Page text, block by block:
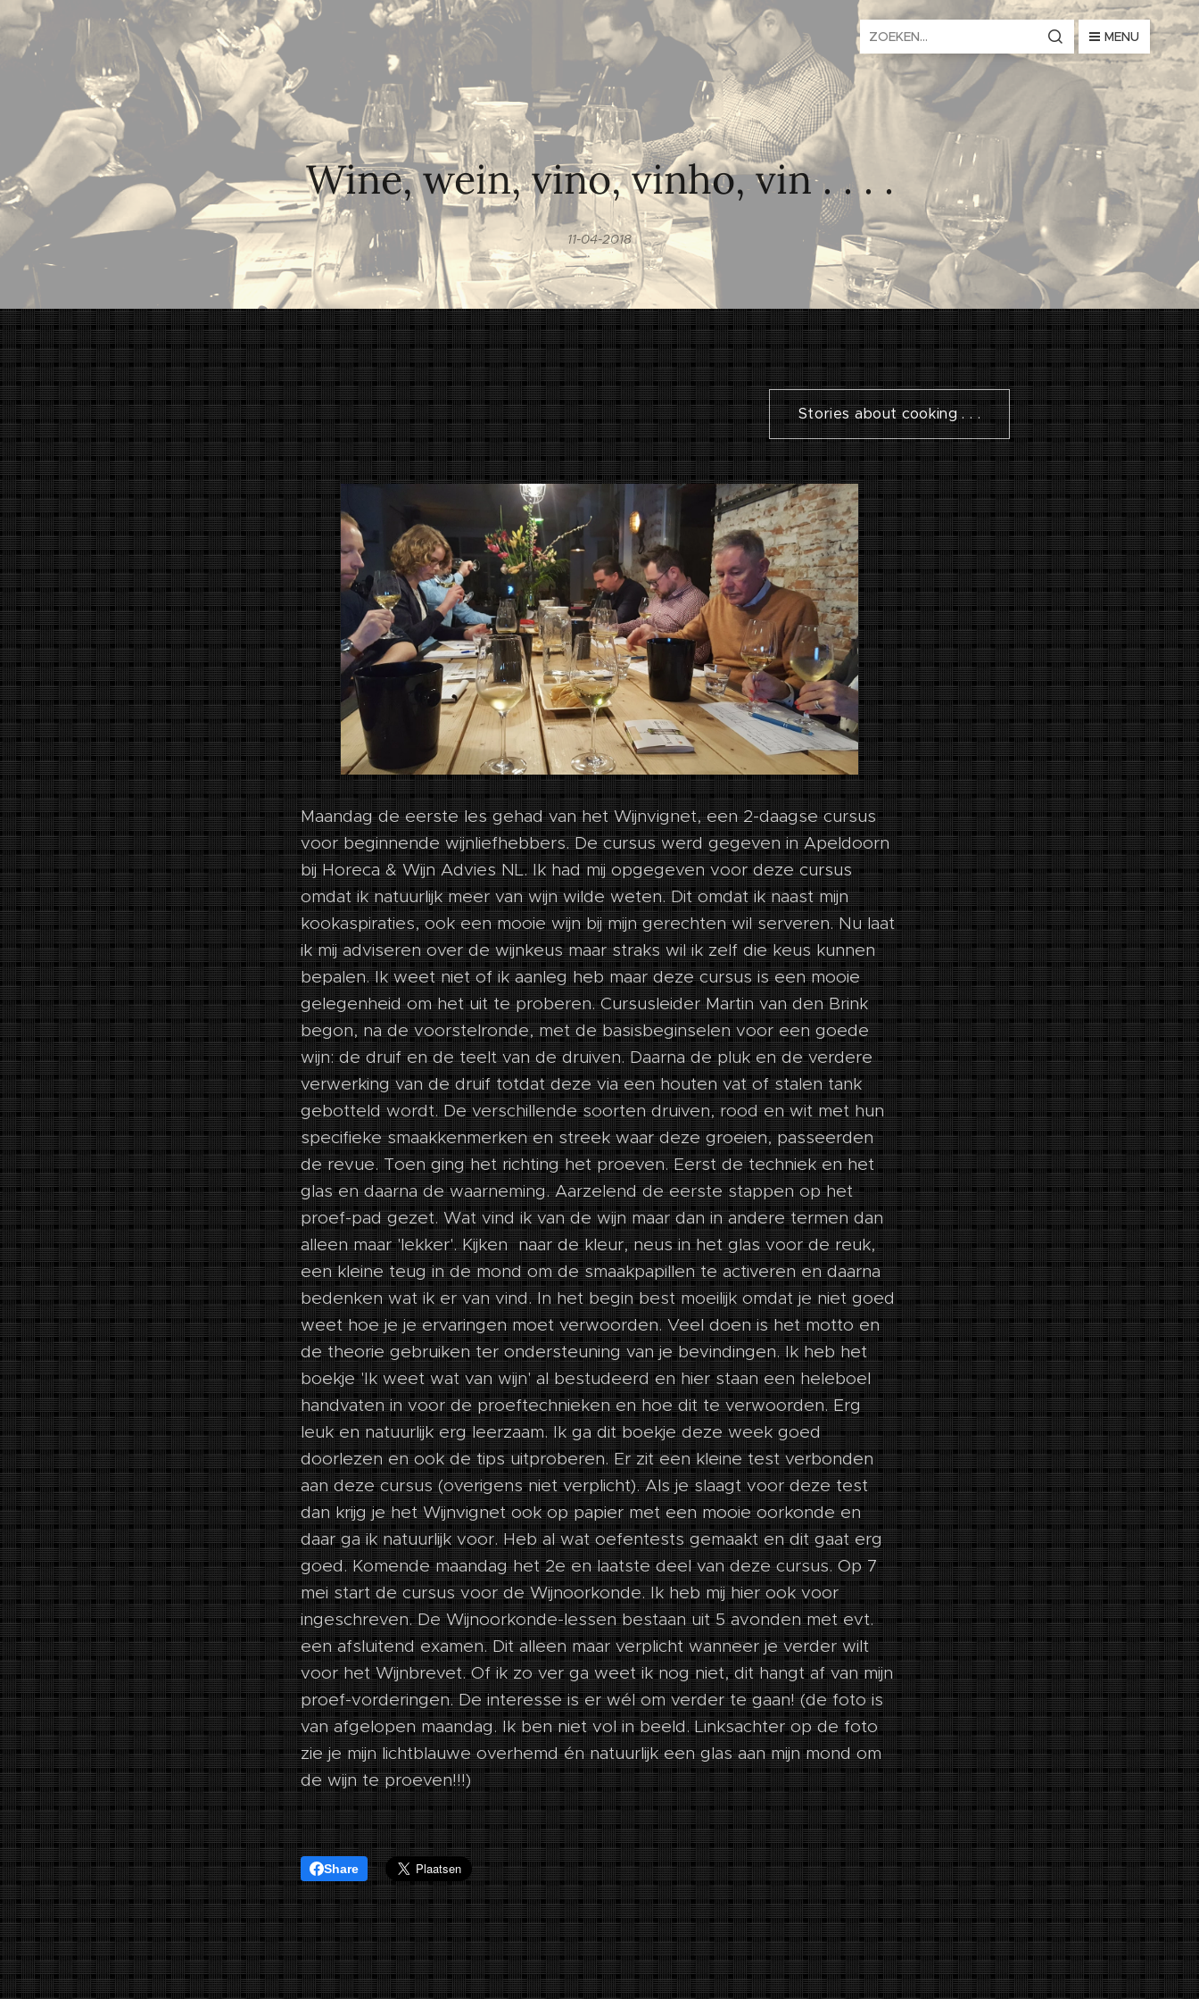
MENU
Wine, wein, vino, vinho, vin . . . .
11-04-2018
Stories about cooking . . .
Maandag de eerste les gehad van het Wijnvignet, een 2-daagse cursus
voor beginnende wijnliefhebbers. De cursus werd gegeven in Apeldoorn
bij Horeca & Wijn Advies NL. Ik had mij opgegeven voor deze cursus
omdat ik natuurlijk meer van wijn wilde weten. Dit omdat ik naast mijn
kookaspiraties, ook een mooie wijn bij mijn gerechten wil serveren. Nu laat
ik mij adviseren over de wijnkeus maar straks wil ik zelf die keus kunnen
bepalen. Ik weet niet of ik aanleg heb maar deze cursus is een mooie
gelegenheid om het uit te proberen. Cursusleider Martin van den Brink
begon, na de voorstelronde, met de basisbeginselen voor een goede
wijn: de druif en de teelt van de druiven. Daarna de pluk en de verdere
verwerking van de druif totdat deze via een houten vat of stalen tank
gebotteld wordt. De verschillende soorten druiven, rood en wit met hun
specifieke smaakkenmerken en streek waar deze groeien, passeerden
de revue. Toen ging het richting het proeven. Eerst de techniek en het
glas en daarna de waarneming. Aarzelend de eerste stappen op het
proef-pad gezet. Wat vind ik van de wijn maar dan in andere termen dan
alleen maar 'lekker'. Kijken naar de kleur, neus in het glas voor de reuk,
een kleine teug in de mond om de smaakpapillen te activeren en daarna
bedenken wat ik er van vind. In het begin best moeilijk omdat je niet goed
weet hoe je je ervaringen moet verwoorden. Veel doen is het motto en
de theorie gebruiken ter ondersteuning van je bevindingen. Ik heb het
boekje 'Ik weet wat van wijn' al bestudeerd en hier staan een heleboel
handvaten in voor de proeftechnieken en hoe dit te verwoorden. Erg
leuk en natuurlijk erg leerzaam. Ik ga dit boekje deze week goed
doorlezen en ook de tips uitproberen. Er zit een kleine test verbonden
aan deze cursus (overigens niet verplicht). Als je slaagt voor deze test
dan krijg je het Wijnvignet ook op papier met een mooie oorkonde en
daar ga ik natuurlijk voor. Heb al wat oefentests gemaakt en dit gaat erg
goed. Komende maandag het 2e en laatste deel van deze cursus. Op 7
mei start de cursus voor de Wijnoorkonde. Ik heb mij hier ook voor
ingeschreven. De Wijnoorkonde-lessen bestaan uit 5 avonden met evt.
een afsluitend examen. Dit alleen maar verplicht wanneer je verder wilt
voor het Wijnbrevet. Of ik zo ver ga weet ik nog niet, dit hangt af van mijn
proef-vorderingen. De interesse is er wél om verder te gaan! (de foto is
van afgelopen maandag. Ik ben niet vol in beeld. Linksachter op de foto
zie je mijn lichtblauwe overhemd én natuurlijk een glas aan mijn mond om
de wijn te proeven!!!)
Share